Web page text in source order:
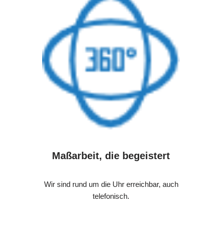
Maßarbeit, die begeistert
Wir sind rund um die Uhr erreichbar, auch
telefonisch.